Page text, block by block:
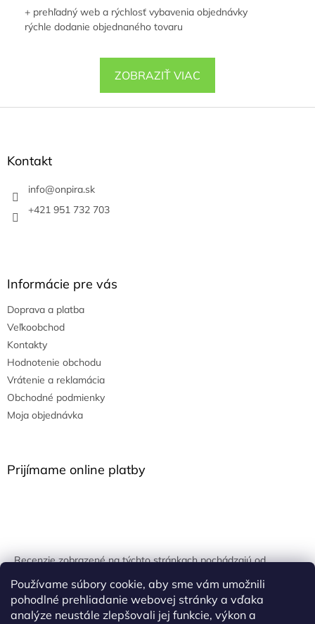
Používame súbory cookie, aby sme vám umožnili
pohodlné prehliadanie webovej stránky a vďaka
analýze neustále zlepšovali jej funkcie, výkon a
+ prehľadný web a rýchlosť vybavenia objednávky
rýchle dodanie objednaného tovaru
ZOBRAZIŤ VIAC
Z
Kontakt
info@onpira.sk
+421 951 732 703
Informácie pre vás
Doprava a platba
Veľkoobchod
Kontakty
Hodnotenie obchodu
Vrátenie a reklamácia
Obchodné podmienky
Moja objednávka
Prijímame online platby
Recenzie zobrazené na týchto stránkach pochádzajú od
unikátnych kľúčov generovaných na základe údajov z
uskutočnenej objednávky.